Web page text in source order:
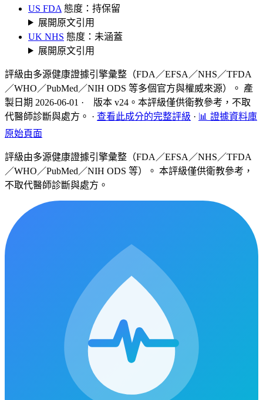
US FDA 態度：持保留
展開原文引用
UK NHS 態度：未涵蓋
展開原文引用
評級由多源健康證據引擎彙整（FDA／EFSA／NHS／TFDA
／WHO／PubMed／NIH ODS 等多個官方與權威來源）。 產
製日期 2026-06-01 · 版本 v24。本評級僅供衛教參考，不取
代醫師診斷與處方。 · 查看此成分的完整評級 · 📊 證據資料庫
原始頁面
評級由多源健康證據引擎彙整（FDA／EFSA／NHS／TFDA
／WHO／PubMed／NIH ODS 等）。 本評級僅供衛教參考，
不取代醫師診斷與處方。